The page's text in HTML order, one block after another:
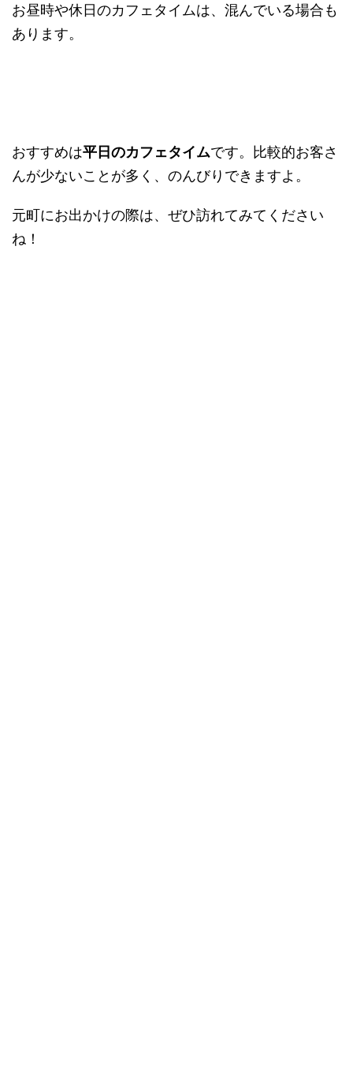
お昼時や休日のカフェタイムは、混んでいる場合も
あります。
おすすめは平日のカフェタイムです。比較的お客さ
んが少ないことが多く、のんびりできますよ。
元町にお出かけの際は、ぜひ訪れてみてください
ね！